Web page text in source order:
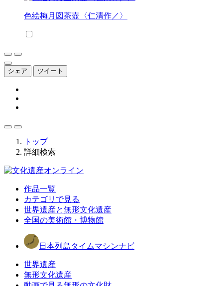
色絵梅月図茶壺〈仁清作／〉
シェア ツイート
トップ
詳細検索
作品一覧
カテゴリで見る
世界遺産と無形文化遺産
全国の美術館・博物館
日本列島タイムマシンナビ
世界遺産
無形文化遺産